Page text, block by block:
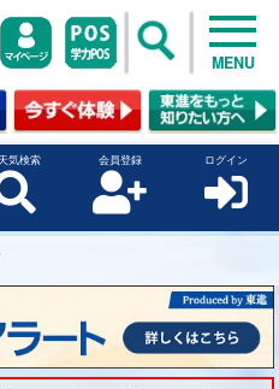
MENU
気検索 会員登録 ログイン